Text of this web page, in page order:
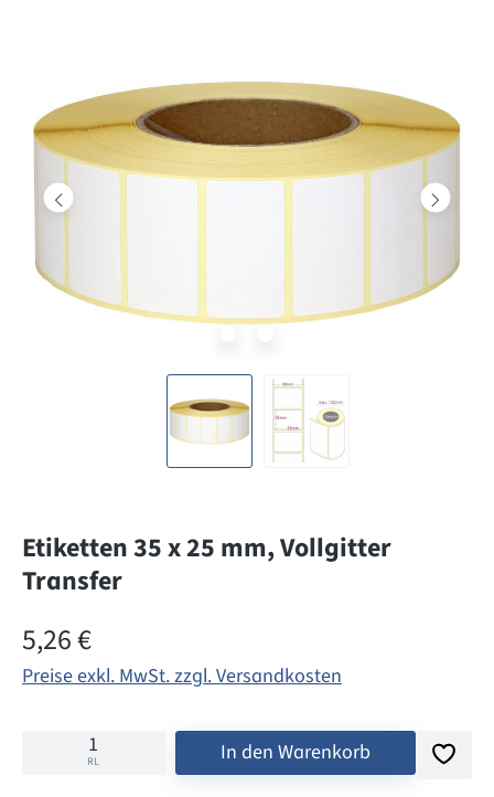
Etiketten 35 x 25 mm, Vollgitter
Transfer
Regulärer Preis:
5,26 €
Preise exkl. MwSt. zzgl. Versandkosten
RL In den Warenkorb